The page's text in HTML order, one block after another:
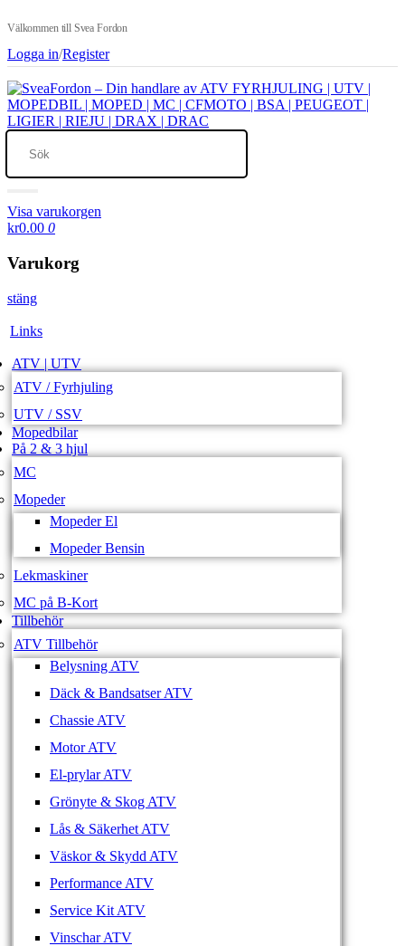
Välkommen till Svea Fordon
Logga in/Register
Visa varukorgen
kr0.00 0
Varukorg
stäng
Links
ATV | UTV
ATV / Fyrhjuling
UTV / SSV
Mopedbilar
På 2 & 3 hjul
MC
Mopeder
Mopeder El
Mopeder Bensin
Lekmaskiner
MC på B-Kort
Tillbehör
ATV Tillbehör
Belysning ATV
Däck & Bandsatser ATV
Chassie ATV
Motor ATV
El-prylar ATV
Grönyte & Skog ATV
Lås & Säkerhet ATV
Väskor & Skydd ATV
Performance ATV
Service Kit ATV
Vinschar ATV